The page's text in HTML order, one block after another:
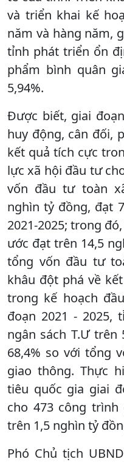
và triển khai kế
năm và hàng năm,
tỉnh phát triển ổn
phẩm bình quân
5,94%.
Được biết, giai
huy động, cân đối,
kết quả tích cực
lực xã hội đầu tư
vốn đầu tư toàn
nghìn tỷ đồng, đạt
2021-2025; trong
ước đạt trên 14,5
tổng vốn đầu tư
khâu đột phá về
trong kế hoạch
đoạn 2021 - 2025,
ngân sách T.Ư trên
68,4% so với tổng
giao thông. Thực
tiêu quốc gia giai
cho 473 công
trên 1,5 nghìn tỷ
Phó Chủ tịch